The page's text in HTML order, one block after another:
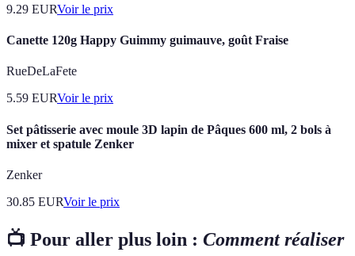
9.29 EURVoir le prix
Canette 120g Happy Guimmy guimauve, goût Fraise
RueDeLaFete
5.59 EURVoir le prix
Set pâtisserie avec moule 3D lapin de Pâques 600 ml, 2 bols à
mixer et spatule Zenker
Zenker
30.85 EURVoir le prix
📺 Pour aller plus loin : Comment réaliser